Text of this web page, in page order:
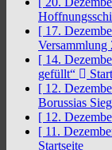
[ 17.
Versammlung
[ 14.
gefüllt“
[ 12.
Borussias
[ 12.
[ 11.
Startseite